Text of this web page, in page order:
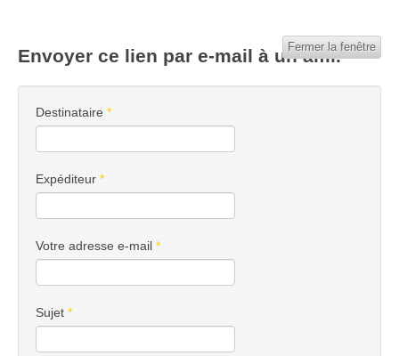
Envoyer ce lien par e-mail à un ami.
Fermer la fenêtre
Destinataire *
Expéditeur *
Votre adresse e-mail *
Sujet *